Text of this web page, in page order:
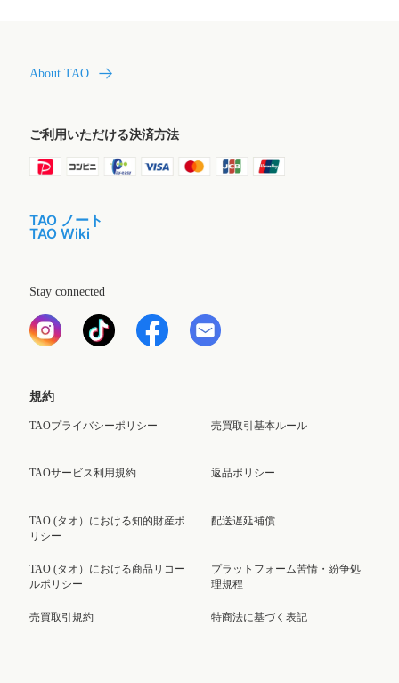
About TAO
ご利用いただける決済方法
TAO ノート
TAO Wiki
Stay connected
規約
TAOプライバシーポリシー
TAOサービス利用規約
TAO (タオ）における知的財産ポ
リシー
TAO (タオ）における商品リコー
ルポリシー
売買取引規約
売買取引基本ルール
返品ポリシー
配送遅延補償
プラットフォーム苦情・紛争処
理規程
特商法に基づく表記